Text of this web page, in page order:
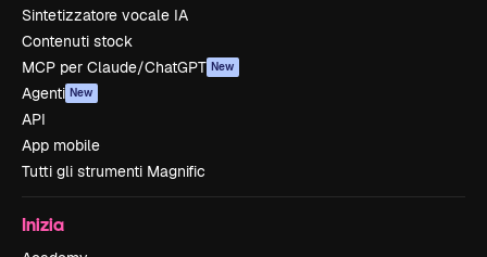
Sintetizzatore vocale IA
Contenuti stock
MCP per Claude/ChatGPT New
Agenti New
API
App mobile
Tutti gli strumenti Magnific
Inizia